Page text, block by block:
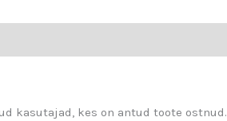
kasutajad, kes on antud toote ostnud.